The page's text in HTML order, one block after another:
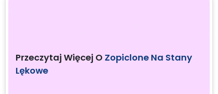
Przeczytaj Więcej O Zopiclone Na Stany
Lękowe